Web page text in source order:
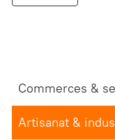
Commerces &
Artisanat &